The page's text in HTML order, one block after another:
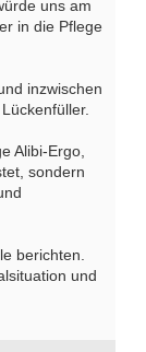
uns am
in die Pflege
inzwischen
Alibi-Ergo,
sondern
berichten.
und